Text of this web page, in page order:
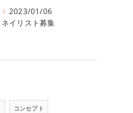
2023/01/06
ネイリスト募集
コンセプト